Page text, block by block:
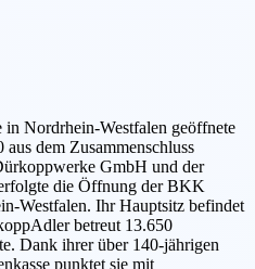
Nordrhein-Westfalen geöffnete
dem Zusammenschluss
GmbH und der
die Öffnung der BKK
Westfalen. Ihr Hauptsitz befindet
betreut 13.650
Dank ihrer über 140-jährigen
punktet sie mit